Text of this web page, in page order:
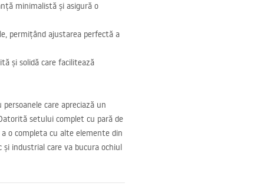
minimalistă și asigură o
permițând ajustarea perfectă a
și solidă care facilitează
care apreciază un
setului complet cu pară de
o completa cu alte elemente din
industrial care va bucura ochiul